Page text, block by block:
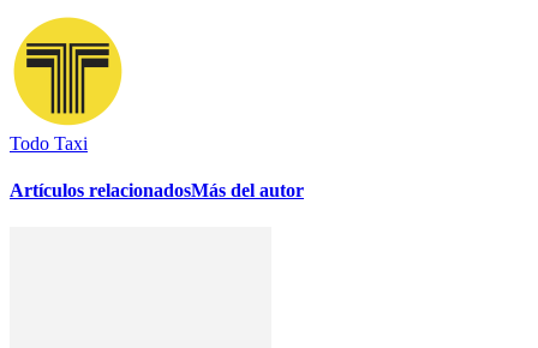
Todo Taxi
Artículos relacionadosMás del autor